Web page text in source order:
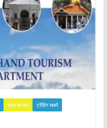
खबर हटकर
ट्रेंडिंग खबरें